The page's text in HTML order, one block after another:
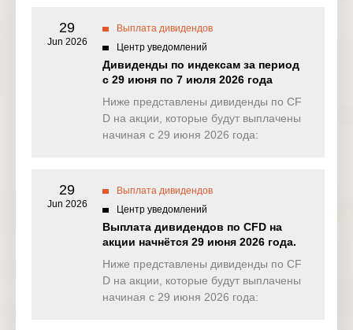
US ORCL
ORACLE C
TESCO TESCO PLC 9 Oct 2025
TW
Taylor
Wimpey
PLC
9 Oct 2025
US ACN
Accenture
PLC – Class
10 Oct 2025
AXP
American
Express Co
29
Jun 2026
Выплата дивидендов
Центр уведомлений
Дивиденды по индексам за период
с 29 июня по 7 июля 2026 года
Ниже представлены дивиденды по CF
D на акции, которые будут выплачены
начиная с 29 июня 2026 года:
29
Jun 2026
Выплата дивидендов
Центр уведомлений
Выплата дивидендов по CFD на
акции начнётся 29 июня 2026 года.
Ниже представлены дивиденды по CF
D на акции, которые будут выплачены
начиная с 29 июня 2026 года: